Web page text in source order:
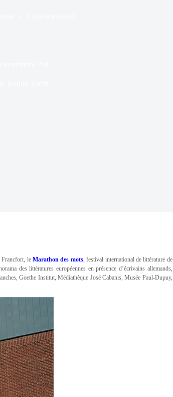
Francfort, le Marathon des mots, festival international de littérature de
des littératures européennes en présence d’écrivains allemands,
Goethe Institut, Médiathèque José Cabanis, Musée Paul-Dupuy,